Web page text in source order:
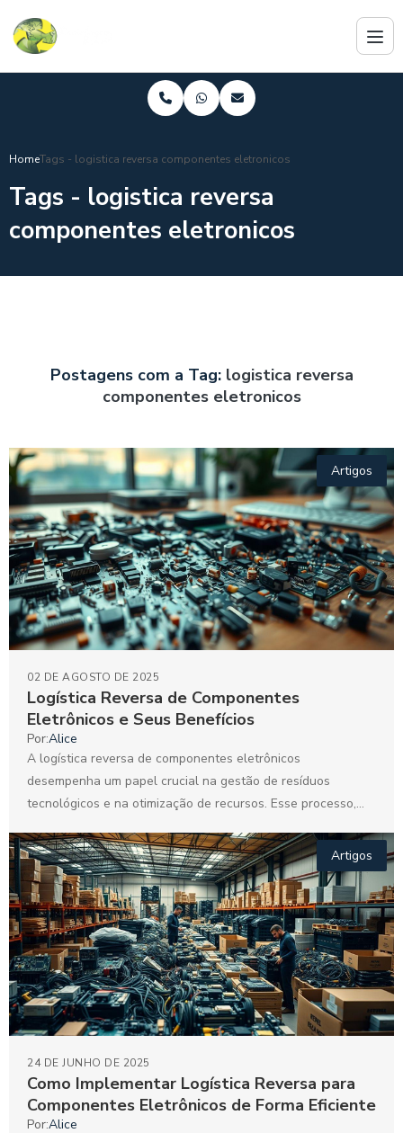
HomeTags - logistica reversa componentes eletronicos
Tags - logistica reversa
componentes eletronicos
Postagens com a Tag: logistica reversa
componentes eletronicos
Artigos
Logística Reversa de Componentes
Eletrônicos e Seus Benefícios
02 DE AGOSTO DE 2025
Por:Alice
A logística reversa de componentes eletrônicos
desempenha um papel crucial na gestão de resíduos
tecnológicos e na otimização de recursos. Esse processo,
Artigos
Como Implementar Logística Reversa para
Componentes Eletrônicos de Forma Eficiente
24 DE JUNHO DE 2025
Por:Alice